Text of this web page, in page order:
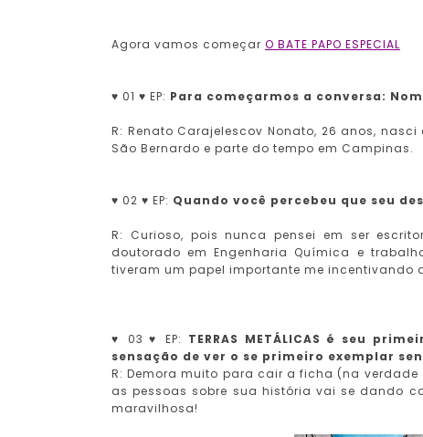
Agora vamos começar O BATE PAPO ESPECIAL
♥ 01 ♥ EP: Para começarmos a conversa:
R: Renato Carajelescov Nonato, 26 anos,
São Bernardo e parte do tempo em Campinas.
♥ 02 ♥ EP: Quando você percebeu que seu
R: Curioso, pois nunca pensei em ser
doutorado em Engenharia Química e
tiveram um papel importante me incentivando
♥ 03 ♥ EP: TERRAS METÁLICAS é seu
sensação de ver o se primeiro exemplar
R: Demora muito para cair a ficha (na
as pessoas sobre sua história vai se dando
maravilhosa!